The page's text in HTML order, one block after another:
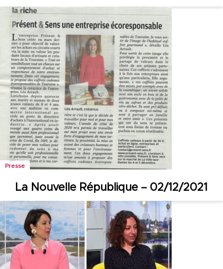
Presse
La Nouvelle République – 02/12/2021